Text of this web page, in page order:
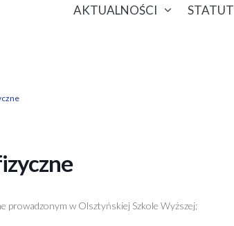
AKTUALNOŚCI STATUT
prowadzonym w Olsztyńskiej Szkole Wyższej;